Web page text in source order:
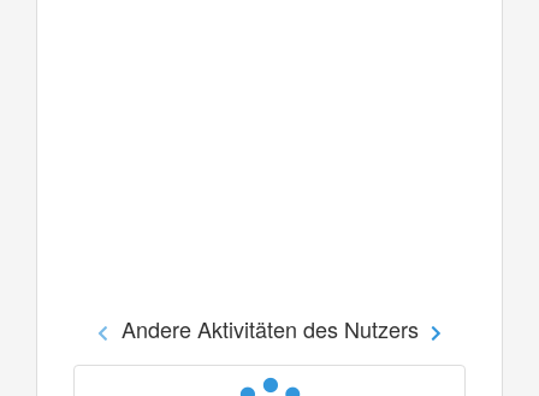
Andere Aktivitäten des Nutzers